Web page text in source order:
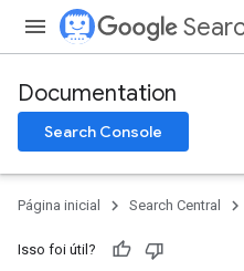
Documentation
Search Console
Página inicial Search Central
Isso foi útil?